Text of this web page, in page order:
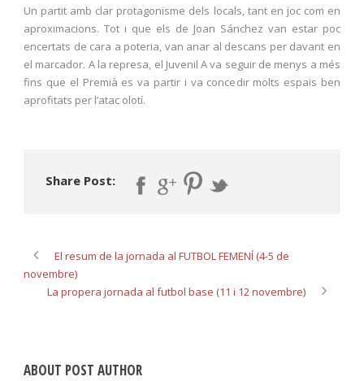
Un partit amb clar protagonisme dels locals, tant en joc com en
aproximacions. Tot i que els de Joan Sánchez van estar poc
encertats de cara a poteria, van anar al descans per davant en
el marcador. A la represa, el Juvenil A va seguir de menys a més
fins que el Premià es va partir i va concedir molts espais ben
aprofitats per l’atac olotí.
Share Post:
El resum de la jornada al FUTBOL FEMENÍ (4-5 de
novembre)
La propera jornada al futbol base (11 i 12 novembre)
ABOUT POST AUTHOR